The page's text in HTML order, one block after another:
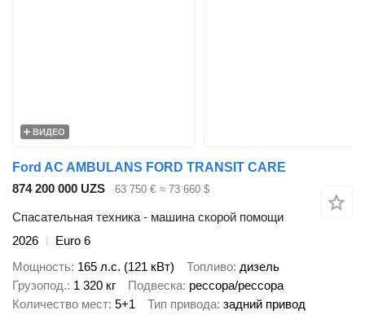
ВИДЕО
Ford AC AMBULANS FORD TRANSIT CARE
874 200 000 UZS
63 750 € ≈ 73 660 $
Спасательная техника - машина скорой помощи
2026
Euro 6
Мощность 165 л.с. (121 кВт) Топливо дизель
Грузопод. 1 320 кг Подвеска рессора/рессора
Количество мест 5+1 Тип привода задний привод